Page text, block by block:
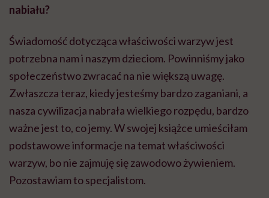
nabiału?
Świadomość dotycząca właściwości warzyw jest
potrzebna nam i naszym dzieciom. Powinniśmy jako
społeczeństwo zwracać na nie większą uwagę.
Zwłaszcza teraz, kiedy jesteśmy bardzo zaganiani, a
nasza cywilizacja nabrała wielkiego rozpędu, bardzo
ważne jest to, co jemy. W swojej książce umieściłam
podstawowe informacje na temat właściwości
warzyw, bo nie zajmuję się zawodowo żywieniem.
Pozostawiam to specjalistom.